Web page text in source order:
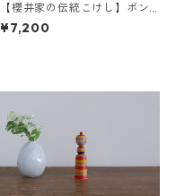
【櫻井家の伝統こけし】ボン
ボンニット帽 8-g〈山桜〉
¥7,200